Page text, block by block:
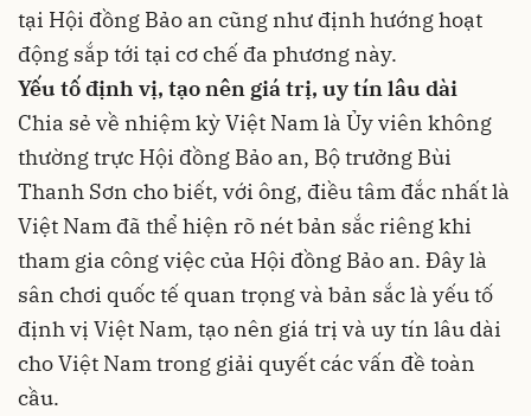
tại Hội đồng Bảo an cũng như định hướng hoạt
động sắp tới tại cơ chế đa phương này.
Yếu tố định vị, tạo nên giá trị, uy tín lâu dài
Chia sẻ về nhiệm kỳ Việt Nam là Ủy viên không
thường trực Hội đồng Bảo an, Bộ trưởng Bùi
Thanh Sơn cho biết, với ông, điều tâm đắc nhất là
Việt Nam đã thể hiện rõ nét bản sắc riêng khi
tham gia công việc của Hội đồng Bảo an. Đây là
sân chơi quốc tế quan trọng và bản sắc là yếu tố
định vị Việt Nam, tạo nên giá trị và uy tín lâu dài
cho Việt Nam trong giải quyết các vấn đề toàn
cầu.